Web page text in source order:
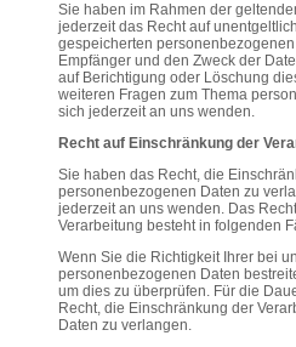
Sie haben im Rahmen der
jederzeit das Recht auf
gespeicherten
Empfänger und den Zweck der
auf Berichtigung oder Löschung
weiteren Fragen zum Thema
sich jederzeit an uns wenden.
Recht auf Einschränkung der
Sie haben das Recht, die
personenbezogenen Daten zu
jederzeit an uns wenden. Das
Verarbeitung besteht in folgenden
Wenn Sie die Richtigkeit Ihrer bei
personenbezogenen Daten
um dies zu überprüfen. Für die
Recht, die Einschränkung der
Daten zu verlangen.